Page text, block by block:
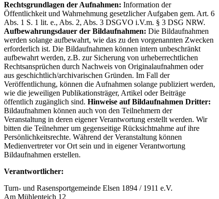
Rechtsgrundlagen der Aufnahmen: Information der
Öffentlichkeit und Wahrnehmung gesetzlicher Aufgaben gem. Art. 6
Abs. 1 S. 1 lit. e., Abs. 2, Abs. 3 DSGVO i.V.m. § 3 DSG NRW.
Aufbewahrungsdauer der Bildaufnahmen: Die Bildaufnahmen
werden solange aufbewahrt, wie das zu den vorgenannten Zwecken
erforderlich ist. Die Bildaufnahmen können intern unbeschränkt
aufbewahrt werden, z.B. zur Sicherung von urheberrechtlichen
Rechtsansprüchen durch Nachweis von Originalaufnahmen oder
aus geschichtlich/archivarischen Gründen. Im Fall der
Veröffentlichung, können die Aufnahmen solange publiziert werden,
wie die jeweiligen Publikationsträger, Artikel oder Beiträge
öffentlich zugänglich sind. Hinweise auf Bildaufnahmen Dritter:
Bildaufnahmen können auch von den Teilnehmern der
Veranstaltung in deren eigener Verantwortung erstellt werden. Wir
bitten die Teilnehmer um gegenseitige Rücksichtnahme auf ihre
Persönlichkeitsrechte. Während der Veranstaltung können
Medienvertreter vor Ort sein und in eigener Verantwortung
Bildaufnahmen erstellen.
Verantwortlicher:
Turn- und Rasensportgemeinde Elsen 1894 / 1911 e.V.
Am Mühlenteich 12